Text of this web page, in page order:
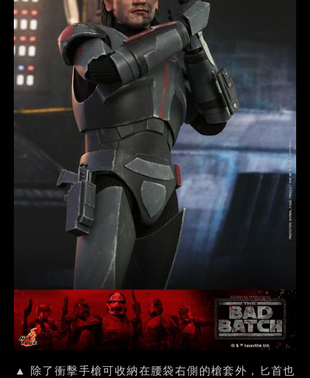
▲ 除了衝擊手槍可收納在腰袋右側的槍套外，匕首也